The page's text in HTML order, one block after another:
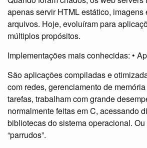
apenas servir HTML estático, imagens
arquivos. Hoje, evoluíram para
múltiplos propósitos.
Implementações mais conhecidas: •
São aplicações compiladas e
com redes, gerenciamento de
tarefas, trabalham com grande
normalmente feitas em C, acessando
bibliotecas do sistema operacional.
“parrudos”.